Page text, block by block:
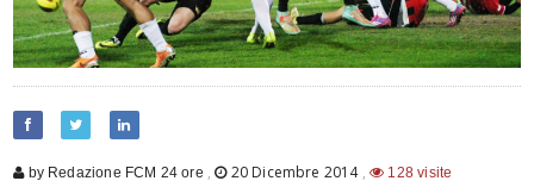
by Redazione FCM 24 ore , 20 Dicembre 2014 , 128 visite